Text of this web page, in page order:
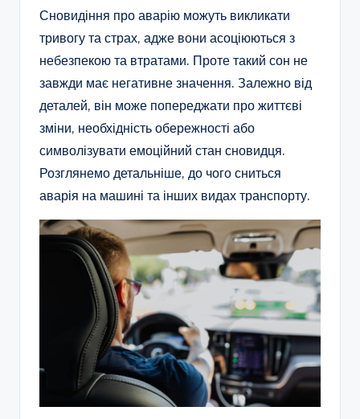
Сновидіння про аварію можуть викликати
тривогу та страх, адже вони асоціюються з
небезпекою та втратами. Проте такий сон не
завжди має негативне значення. Залежно від
деталей, він може попереджати про життєві
зміни, необхідність обережності або
символізувати емоційний стан сновидця.
Розглянемо детальніше, до чого сниться
аварія на машині та інших видах транспорту.